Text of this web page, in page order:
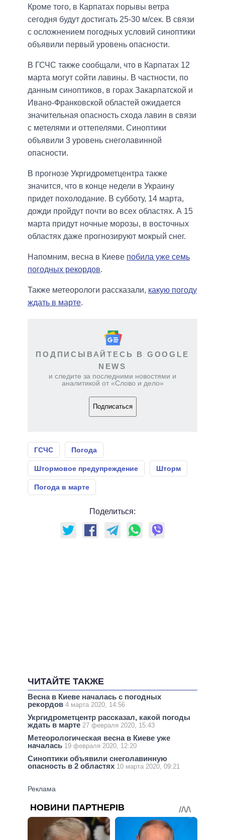
Кроме того, в Карпатах порывы ветра
сегодня будут достигать 25-30 м/сек. В связи
с осложнением погодных условий синоптики
объявили первый уровень опасности.
В ГСЧС также сообщали, что в Карпатах 12
марта могут сойти лавины. В частности, по
данным синоптиков, в горах Закарпатской и
Ивано-Франковской областей ожидается
значительная опасность схода лавин в связи
с метелями и оттепелями. Синоптики
объявили 3 уровень снеголавинной
опасности.
В прогнозе Укргидрометцентра также
значится, что в конце недели в Украину
придет похолодание. В субботу, 14 марта,
дожди пройдут почти во всех областях. А 15
марта придут ночные морозы, в восточных
областях даже прогнозируют мокрый снег.
Напомним, весна в Киеве побила уже семь
погодных рекордов.
Также метеорологи рассказали, какую погоду
ждать в марте.
ПОДПИСЫВАЙТЕСЬ В GOOGLE
NEWS
и следите за последними новостями и
аналитикой от «Слово и дело»
Подписаться
ГСЧС Погода
Штормовое предупреждение Шторм
Погода в марте
Поделиться:
ЧИТАЙТЕ ТАКЖЕ
Весна в Киеве началась с погодных
рекордов 4 марта 2020, 14:56
Укргидрометцентр рассказал, какой погоды
ждать в марте 27 февраля 2020, 15:43
Метеорологическая весна в Киеве уже
началась 19 февраля 2020, 12:20
Синоптики объявили снеголавинную
опасность в 2 областях 10 марта 2020, 09:21